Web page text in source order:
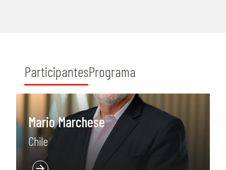
ParticipantesPrograma
Mario Marchese
Chile